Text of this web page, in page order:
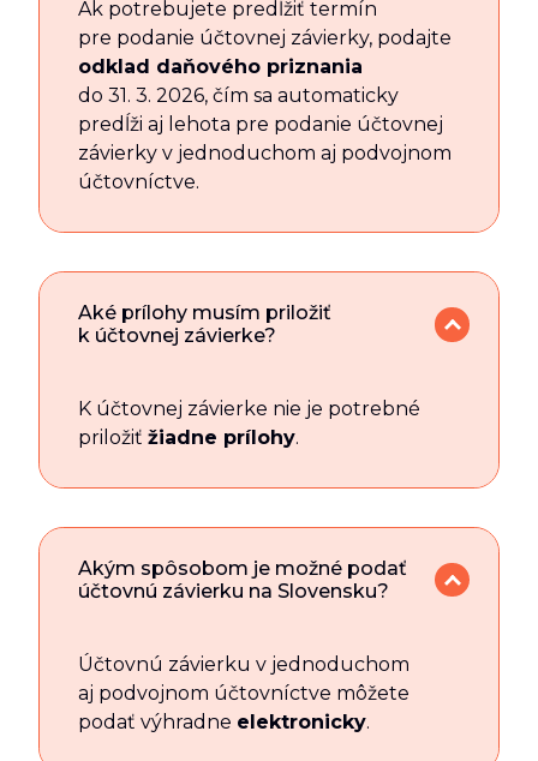
Ak potrebujete predĺžiť termín
pre podanie účtovnej závierky, podajte
odklad daňového priznania
do 31. 3. 2026, čím sa automaticky
predĺži aj lehota pre podanie účtovnej
závierky v jednoduchom aj podvojnom
účtovníctve.
Aké prílohy musím priložiť
k účtovnej závierke?
K účtovnej závierke nie je potrebné
priložiť žiadne prílohy.
Akým spôsobom je možné podať
účtovnú závierku na Slovensku?
Účtovnú závierku v jednoduchom
aj podvojnom účtovníctve môžete
podať výhradne elektronicky.